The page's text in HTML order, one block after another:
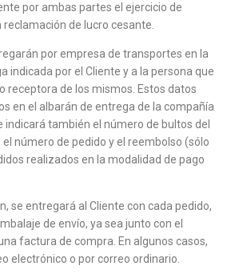
por ambas partes el ejercicio de
reclamación de lucro cesante.
por empresa de transportes en la
indicada por el Cliente y a la persona que
receptora de los mismos. Estos datos
en el albarán de entrega de la compañía
indicará también el número de bultos del
número de pedido y el reembolso (sólo
realizados en la modalidad de pago
se entregará al Cliente con cada pedido,
de envío, ya sea junto con el
factura de compra. En algunos casos,
electrónico o por correo ordinario.